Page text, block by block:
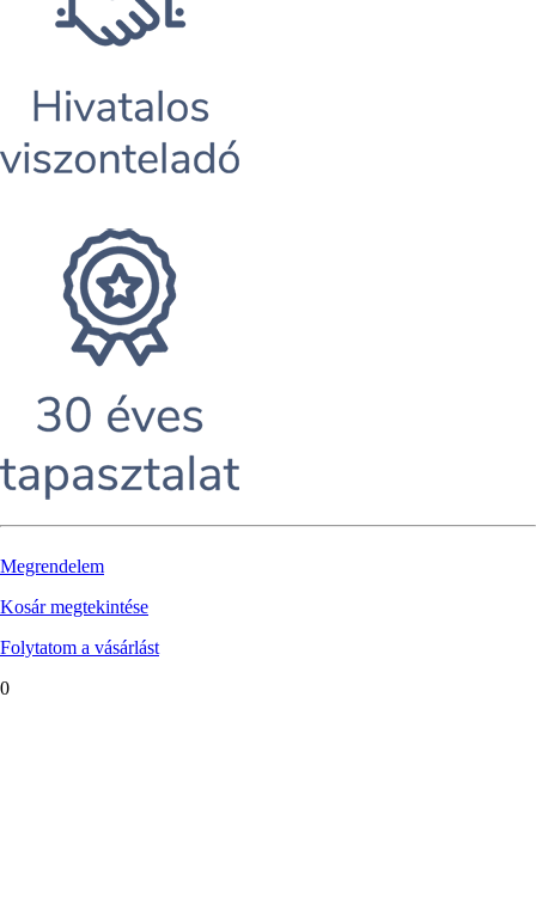
Megrendelem
Kosár megtekintése
Folytatom a vásárlást
0